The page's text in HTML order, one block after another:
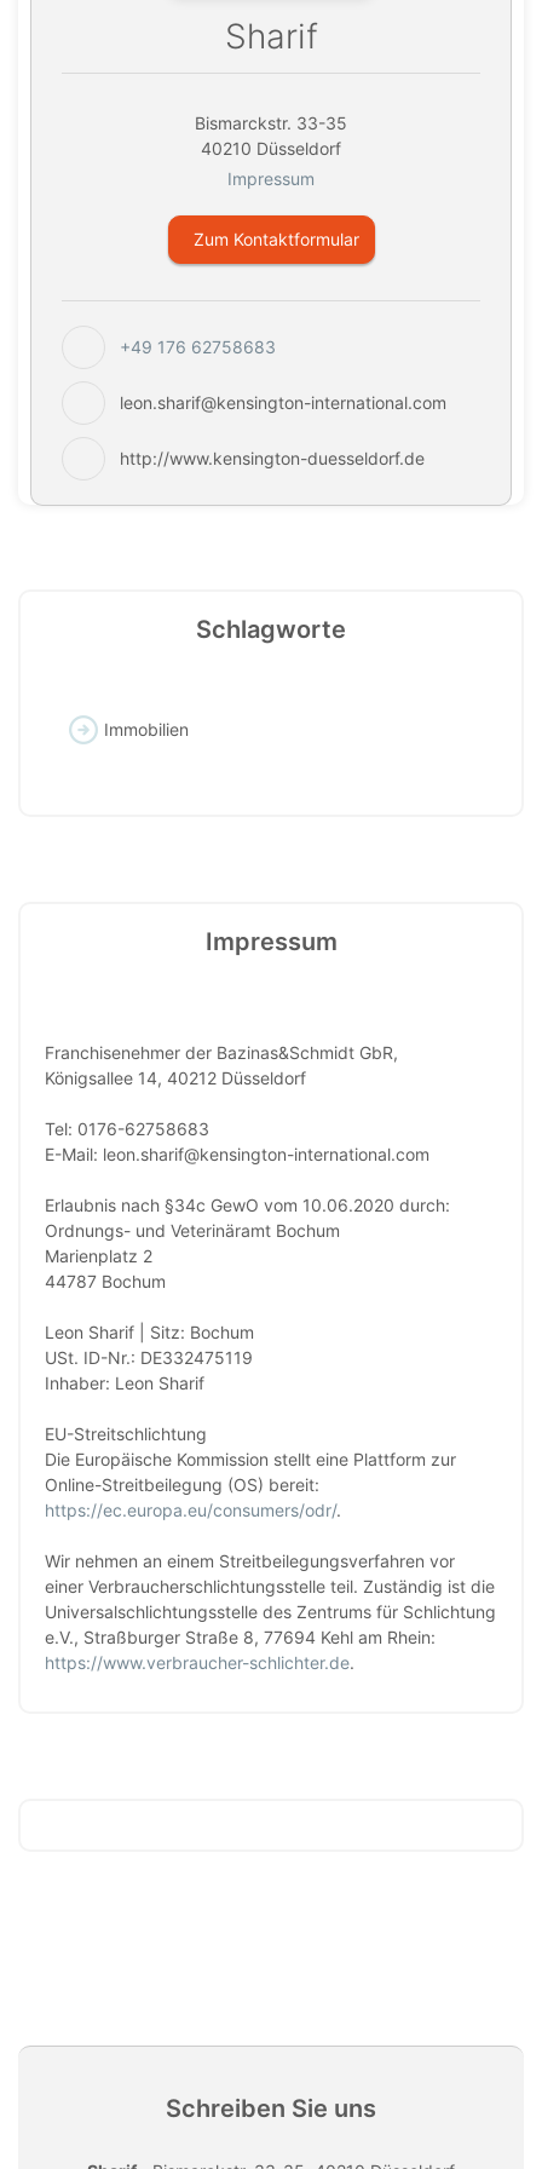
Sharif
Bismarckstr. 33-35
40210 Düsseldorf
Impressum
Zum Kontaktformular
+49 176 62758683
leon.sharif@kensington-international.com
http://www.kensington-duesseldorf.de
Schlagworte
Immobilien
Impressum
Franchisenehmer der Bazinas&Schmidt GbR,
Königsallee 14, 40212 Düsseldorf
Tel: 0176-62758683
E-Mail: leon.sharif@kensington-international.com
Erlaubnis nach §34c GewO vom 10.06.2020 durch:
Ordnungs- und Veterinäramt Bochum
Marienplatz 2
44787 Bochum
Leon Sharif | Sitz: Bochum
USt. ID-Nr.: DE332475119
Inhaber: Leon Sharif
EU-Streitschlichtung
Die Europäische Kommission stellt eine Plattform zur
Online-Streitbeilegung (OS) bereit:
https://ec.europa.eu/consumers/odr/.
Wir nehmen an einem Streitbeilegungsverfahren vor
einer Verbraucherschlichtungsstelle teil. Zuständig ist die
Universalschlichtungsstelle des Zentrums für Schlichtung
e.V., Straßburger Straße 8, 77694 Kehl am Rhein:
https://www.verbraucher-schlichter.de.
Schreiben Sie uns